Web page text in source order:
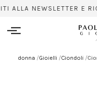
ALLA NEWSLETTER E
donna /Gioielli /Ciondoli /